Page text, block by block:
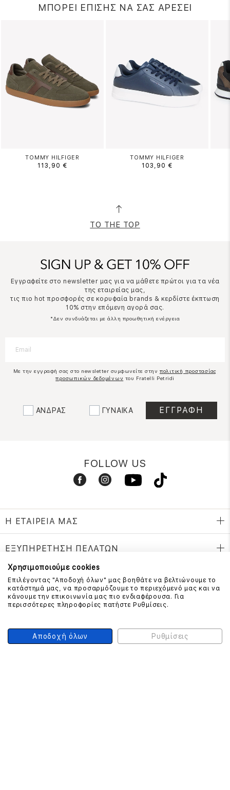
ΜΠΟΡΕΙ ΕΠΙΣΗΣ ΝΑ ΣΑΣ ΑΡΕΣΕΙ
TOMMY HILFIGER
113,90 €
TOMMY HILFIGER
103,90 €
TO THE TOP
Εγγραφείτε στο newsletter μας για να μάθετε πρώτοι για τα νέα
της εταιρείας μας,
τις πιο hot προσφορές σε κορυφαία brands & κερδίστε έκπτωση
10% στην επόμενη αγορά σας.
*Δεν συνδυάζεται με άλλη προωθητική ενέργεια
Με την εγγραφή σας στο newsletter συμφωνείτε στην πολιτική προστασίας
προσωπικών δεδομένων του Fratelli Petridi
ΑΝΔΡΑΣ ΓΥΝΑΙΚΑ
FOLLOW US
Η ΕΤΑΙΡΕΙΑ ΜΑΣ
ΕΞΥΠΗΡΕΤΗΣΗ ΠΕΛΑΤΩΝ
ΕΠΙΚΟΙΝΩΝΗΣΤΕ ΜΑΖΙ ΜΑΣ
210 999 4510
Χρησιμοποιούμε cookies
Επιλέγοντας "Αποδοχή όλων" μας βοηθάτε να βελτιώνουμε το
κατάστημά μας, να προσαρμόζουμε το περιεχόμενό μας και να
κάνουμε την επικοινωνία μας πιο ενδιαφέρουσα. Για
περισσότερες πληροφορίες πατήστε Ρυθμίσεις.
Αποδοχή όλων Ρυθμίσεις